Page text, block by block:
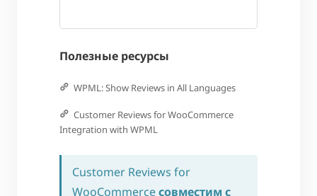
Полезные ресурсы
WPML: Show Reviews in All Languages
Customer Reviews for WooCommerce
Integration with WPML
Customer Reviews for
WooCommerceсовместим с